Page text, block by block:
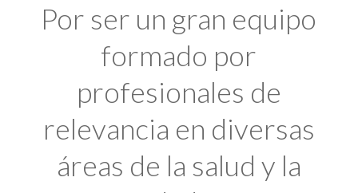
Por ser un gran equipo
formado por
profesionales de
relevancia en diversas
áreas de la salud y la